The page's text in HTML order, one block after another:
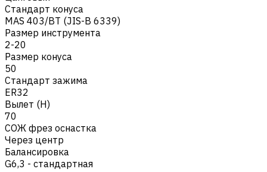
Стандарт конуса
MAS 403/BT (JIS-B 6339)
Размер инструмента
2-20
Размер конуса
50
Стандарт зажима
ER32
Вылет (H)
70
СОЖ фрез оснастка
Через центр
Балансировка
G6,3 - стандартная